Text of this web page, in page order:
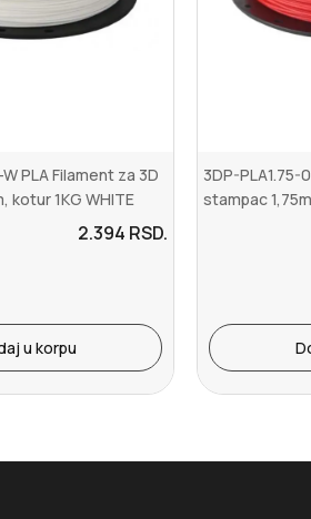
PLA Filament za 3D
kotur 1KG WHITE
2.394 RSD.
u korpu
3DP-PLA1.75-
stampac